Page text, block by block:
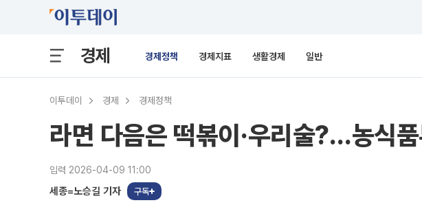
경제 경제정책 경제지표 생활경제 일반
이투데이 경제 경제정책
라면 다음은 떡볶이·우리술?…농식
입력 2026-04-09 11:00
세종=노승길 기자 구독